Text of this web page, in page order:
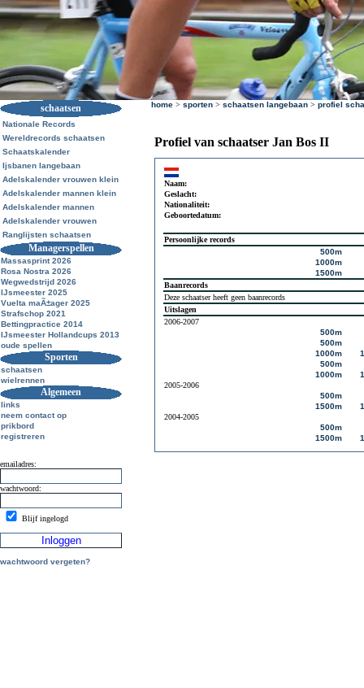
schaatsen
Nationale Records
Wereldrecords schaatsen
Schaatskalender
Ijsbanen langebaan
Adelskalender vrouwen klein
Adelskalender mannen klein
Adelskalender mannen
Adelskalender vrouwen
Ranglijsten schaatsen
Managerspellen
Massasprint 2026
Rosa Nostra 2026
Wegwedstrijd 2026
IJsmeester 2025
Vuelta maÃ±ager 2025
Strafschop 2021
Bettingpractice 2014
IJsmeester Hollandcups 2013
oude spellen
Sporten
schaatsen
wielrennen
Algemeen
links
neem contact op
prikbord
registreren
emailadres:
wachtwoord:
Blijf ingelogd
wachtwoord vergeten?
home > sporten > schaatsen langebaan > profiel
Profiel van schaatser Jan Bos II
Naam:
Geslacht:
Nationaliteit:
Geboortedatum:
Persoonlijke records
500m
1000m
1500m
Baanrecords
Deze schaatser heeft geen baanrecords
Uitslagen
2006-2007
500m
500m
1000m
500m
1000m
2005-2006
500m
1500m
2004-2005
500m
1500m